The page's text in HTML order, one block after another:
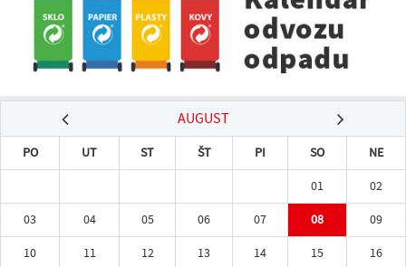
AUGUST
PO UT ST ŠT PI SO
NE
01
02
03
04 05 06 07 08
09
10
11 12 13 14 15
16